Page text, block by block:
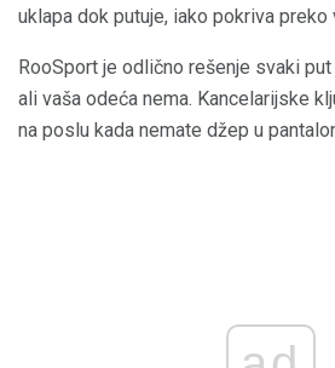
uklapa dok putuje, iako pokriva preko
RooSport je odlično rešenje svaki
ali vaša odeća nema. Kancelarijske
na poslu kada nemate džep u